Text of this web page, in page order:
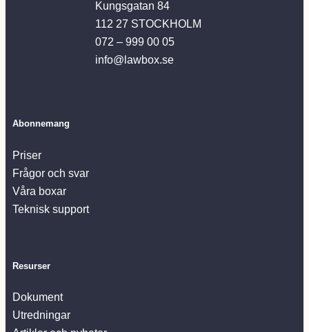
Kungsgatan 84
112 27 STOCKHOLM
072 – 999 00 05
info@lawbox.se
Abonnemang
Priser
Frågor och svar
Våra boxar
Teknisk support
Resurser
Dokument
Utredningar